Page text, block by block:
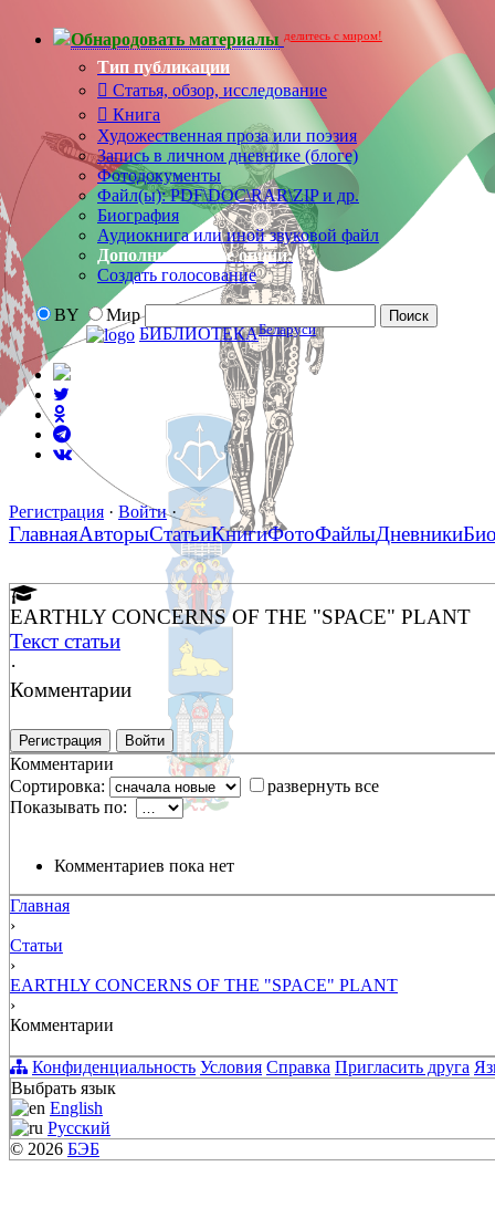
Обнародовать материалы делитесь с миром!
Тип публикации
Статья, обзор, исследование
Книга
Художественная проза или поэзия
Запись в личном дневнике (блоге)
Фотодокументы
Файл(ы): PDF\DOC\RAR\ZIP и др.
Биография
Аудиокнига или иной звуковой файл
Дополнительные опции:
Создать голосование
BY
Мир
БИБЛИОТЕКАБеларуси
Регистрация · Войти ·
ГлавнаяАвторыСтатьиКнигиФотоФайлыДневники
EARTHLY CONCERNS OF THE "SPACE" PLANT
Текст статьи
·
Комментарии
Регистрация Войти
Комментарии
Сортировка:
развернуть все
Показывать по:
Комментариев пока нет
Главная
›
Статьи
›
EARTHLY CONCERNS OF THE "SPACE" PLANT
›
Комментарии
Конфиденциальность Условия Справка Пригласить друга
Выбрать язык
English
Русский
© 2026 БЭБ